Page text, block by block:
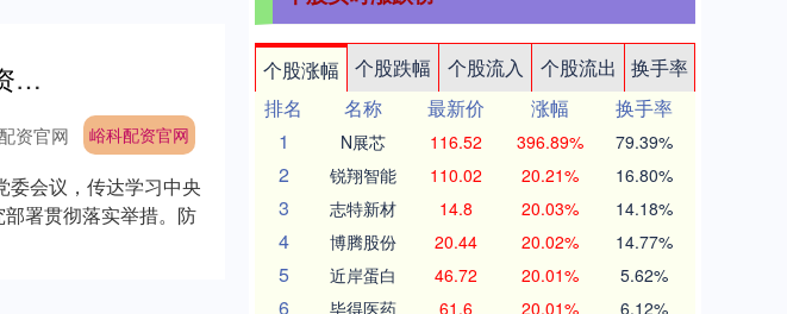
屿科配资官网 央行：坚定推进金融支持融资平台债务风险化解工作
峪科配资官网
资官网
委会议，传达学习中央
署贯彻落实举措。防
个股涨幅 个股跌幅 个股流入 个股流出
换手率
排名
名称 最新价 涨幅
换手率
1
N展芯 116.52 396.89% 79.39%
2 锐翔智能 110.02 20.21% 16.80%
3 志特新材 14.8 20.03% 14.18%
4 博腾股份 20.44 20.02% 14.77%
5 近岸蛋白 46.72 20.01% 5.62%
6 毕得医药 61.6 20.01% 6.12%